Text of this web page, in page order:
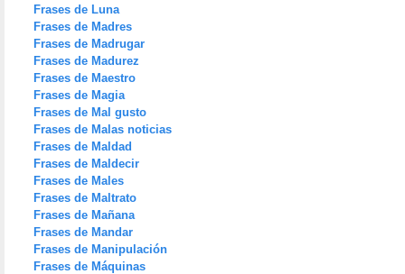
Frases de Luna
Frases de Madres
Frases de Madrugar
Frases de Madurez
Frases de Maestro
Frases de Magia
Frases de Mal gusto
Frases de Malas noticias
Frases de Maldad
Frases de Maldecir
Frases de Males
Frases de Maltrato
Frases de Mañana
Frases de Mandar
Frases de Manipulación
Frases de Máquinas